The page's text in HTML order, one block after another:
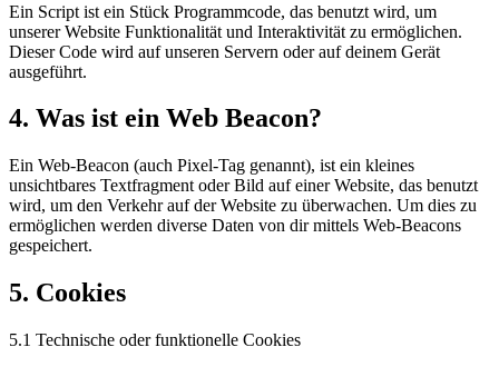
Ein Script ist ein Stück Programmcode, das benutzt wird, um
unserer Website Funktionalität und Interaktivität zu ermöglichen.
Dieser Code wird auf unseren Servern oder auf deinem Gerät
ausgeführt.
4. Was ist ein Web Beacon?
Ein Web-Beacon (auch Pixel-Tag genannt), ist ein kleines
unsichtbares Textfragment oder Bild auf einer Website, das benutzt
wird, um den Verkehr auf der Website zu überwachen. Um dies zu
ermöglichen werden diverse Daten von dir mittels Web-Beacons
gespeichert.
5. Cookies
5.1 Technische oder funktionelle Cookies